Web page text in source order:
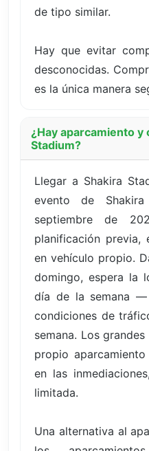
de tipo similar.
Hay que evitar
desconocidas.
es la única manera
¿Hay aparcamiento y
Stadium?
Llegar a Shakira
evento de
septiembre de
planificación previa,
en vehículo propio.
domingo, espera la
día de la semana
condiciones de
semana. Los
propio
en las
limitada.
Una alternativa al